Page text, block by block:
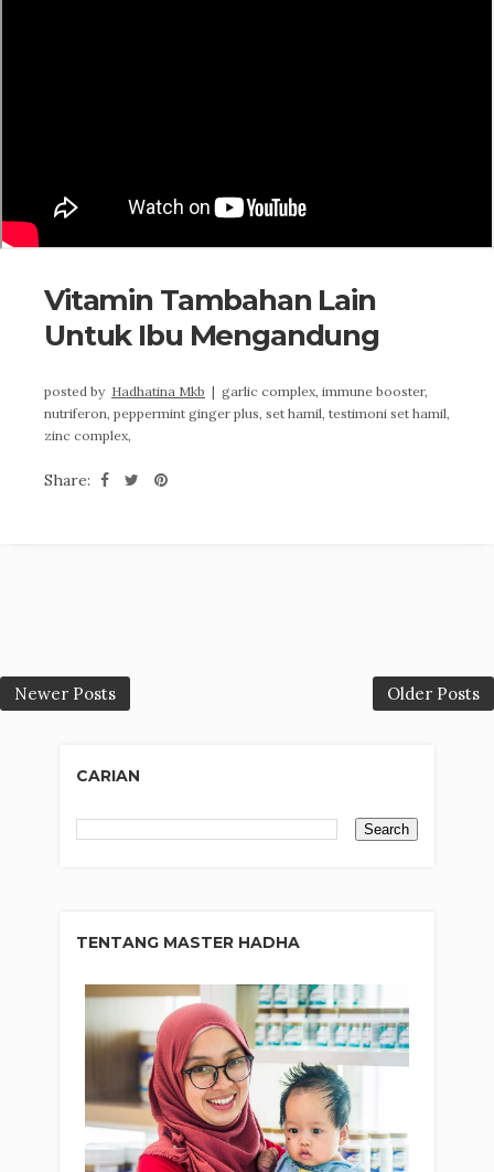
Vitamin Tambahan Lain
Untuk Ibu Mengandung
posted by Hadhatina Mkb | garlic complex, immune booster,
nutriferon, peppermint ginger plus, set hamil, testimoni set hamil,
zinc complex,
Share:
Newer Posts Older Posts
CARIAN
TENTANG MASTER HADHA